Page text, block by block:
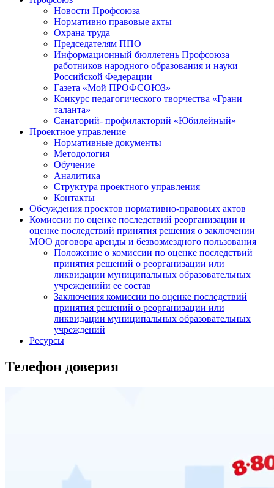
Новости Профсоюза
Нормативно правовые акты
Охрана труда
Председателям ППО
Информационный бюллетень Профсоюза
работников народного образования и науки
Российской Федерации
Газета «Мой ПРОФСОЮЗ»
Конкурс педагогического творчества «Грани
таланта»
Санаторий- профилакторий «Юбилейный»
Проектное управление
Нормативные документы
Методология
Обучение
Аналитика
Структура проектного управления
Контакты
Обсуждения проектов нормативно-правовых актов
Комиссии по оценке последствий реорганизации и
оценке последствий принятия решения о заключении
МОО договора аренды и безвозмездного пользования
Положение о комиссии по оценке последствий
принятия решений о реорганизации или
ликвидации муниципальных образовательных
учрежденийи ее состав
Заключения комиссии по оценке последствий
принятия решений о реорганизации или
ликвидации муниципальных образовательных
учреждений
Ресурсы
Телефон доверия